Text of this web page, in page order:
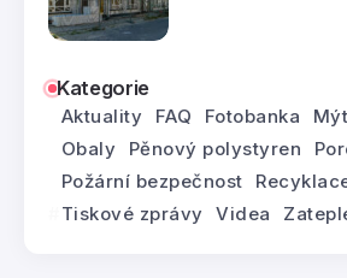
Kategorie
Aktuality FAQ Fotobanka
Obaly
Pěnový polystyren
Požární bezpečnost
Tiskové zprávy
Videa